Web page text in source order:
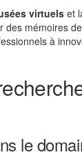
virtuelset
des mémoires
à
le